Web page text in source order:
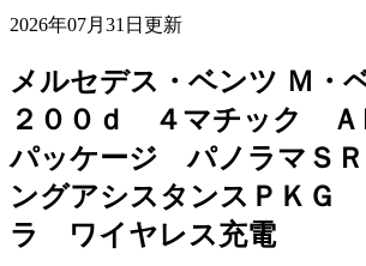
2026年07月31日更新
メルセデス・ベンツ Ｍ・
２００ｄ ４マチック Ａ
パッケージ パノラマＳ
ングアシスタンスＰＫＧ
ラ ワイヤレス充電